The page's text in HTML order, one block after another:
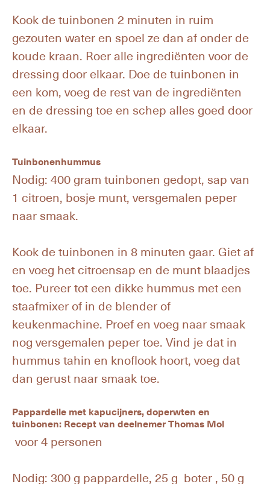
Kook de tuinbonen 2 minuten in ruim
gezouten water en spoel ze dan af onder de
koude kraan. Roer alle ingrediënten voor de
dressing door elkaar. Doe de tuinbonen in
een kom, voeg de rest van de ingrediënten
en de dressing toe en schep alles goed door
elkaar.
Tuinbonenhummus
Nodig: 400 gram tuinbonen gedopt, sap van
1 citroen, bosje munt, versgemalen peper
naar smaak.
Kook de tuinbonen in 8 minuten gaar. Giet af
en voeg het citroensap en de munt blaadjes
toe. Pureer tot een dikke hummus met een
staafmixer of in de blender of
keukenmachine. Proef en voeg naar smaak
nog versgemalen peper toe. Vind je dat in
hummus tahin en knoflook hoort, voeg dat
dan gerust naar smaak toe.
Pappardelle met kapucijners, doperwten en
tuinbonen: Recept van deelnemer Thomas Mol
voor 4 personen
Nodig: 300 g pappardelle, 25 g boter , 50 g